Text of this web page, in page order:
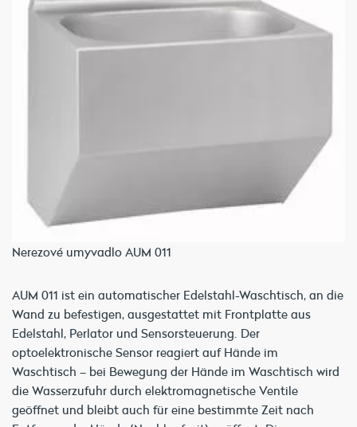
Nerezové umyvadlo AUM 011
AUM 011 ist ein automatischer Edelstahl-Waschtisch, an die
Wand zu befestigen, ausgestattet mit Frontplatte aus
Edelstahl, Perlator und Sensorsteuerung. Der
optoelektronische Sensor reagiert auf Hände im
Waschtisch – bei Bewegung der Hände im Waschtisch wird
die Wasserzufuhr durch elektromagnetische Ventile
geöffnet und bleibt auch für eine bestimmte Zeit nach